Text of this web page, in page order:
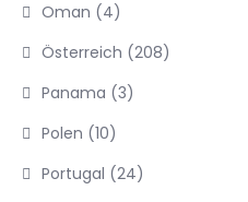
Oman (4)
Österreich (208)
Panama (3)
Polen (10)
Portugal (24)